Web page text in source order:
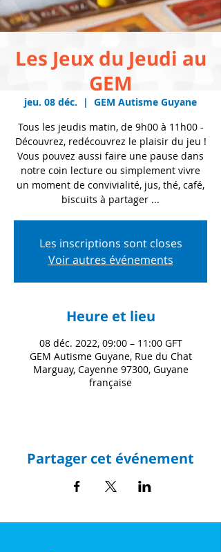
Les Jeux du Jeudi au
GEM
jeu. 08 déc.
  |
GEM Autisme Guyane
Tous les jeudis matin, de 9h00 à 11h00 -
Découvrez, redécouvrez le plaisir du jeu !
Vous pouvez aussi faire une pause dans
notre coin lecture ou simplement vivre
un moment de convivialité, jus, thé, café,
biscuits à partager ...
Les inscriptions sont closes
Voir autres événements
Heure et lieu
08 déc. 2022, 09:00 – 11:00 GFT
GEM Autisme Guyane, Rue du Chat
Marguay, Cayenne 97300, Guyane
française
Partager cet événement